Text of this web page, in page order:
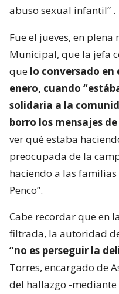
abuso sexual infantil” .
Fue el jueves, en plena
Municipal, que la jefa
que lo conversado en
enero, cuando
solidaria a la
borro los mensajes
ver qué estaba
preocupada de la
haciendo a las
Penco”.
Cabe recordar que en
filtrada, la autoridad
“no es perseguir la
Torres, encargado de
del hallazgo -